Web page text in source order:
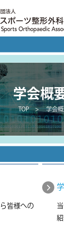
学会概
TOP 学会
皆様への